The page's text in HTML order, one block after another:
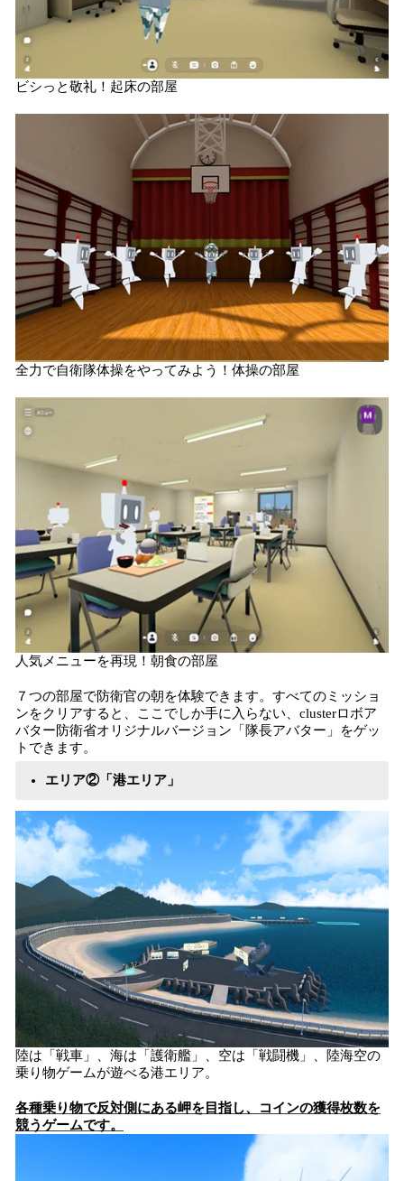
ビシっと敬礼！起床の部屋
全力で自衛隊体操をやってみよう！体操の部屋
人気メニューを再現！朝食の部屋
７つの部屋で防衛官の朝を体験できます。すべてのミッショ
ンをクリアすると、ここでしか手に入らない、clusterロボア
バター防衛省オリジナルバージョン「隊長アバター」をゲッ
トできます。
エリア②「港エリア」
陸は「戦車」、海は「護衛艦」、空は「戦闘機」、陸海空の
乗り物ゲームが遊べる港エリア。
各種乗り物で反対側にある岬を目指し、コインの獲得枚数を
競うゲームです。